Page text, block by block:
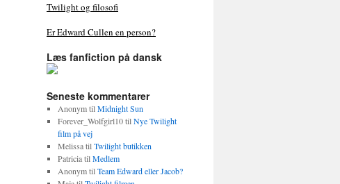
Twilight og filosofi
Er Edward Cullen en person?
Læs fanfiction på dansk
Seneste kommentarer
AnonymtilMidnight Sun
Forever_Wolfgirl10tilNye Twilight
film på vej
MelissatilTwilight butikken
PatriciatilMedlem
AnonymtilTeam Edward eller Jacob?